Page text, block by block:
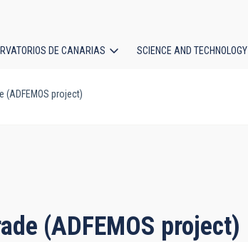
DE CANARIAS SCIENCE AND TECHNOLOGY
(ADFEMOS project)
(ADFEMOS project)